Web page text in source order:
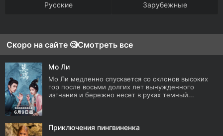
Русские Зарубежные
Скоро на сайте 🧐Смотреть все
Мо Ли
Мо Ли медленно спускается со склонов высоких
гор после восьми долгих лет вынужденного
изгнания и бережно несет в руках темный...
Приключения пингвиненка